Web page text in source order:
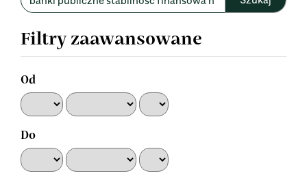
w
Filtry zaawansowane
Od
Do